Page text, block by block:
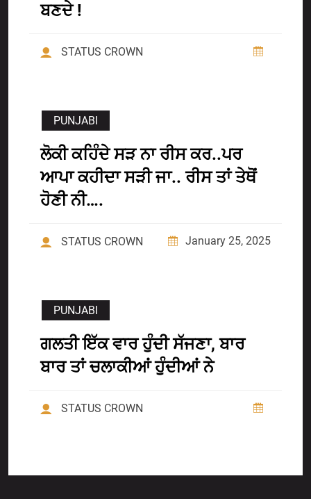
ਬਣਦੇ !
STATUS CROWN
PUNJABI
ਲੋਕੀ ਕਹਿੰਦੇ ਸੜ ਨਾ ਰੀਸ ਕਰ..ਪਰ
ਆਪਾ ਕਹੀਦਾ ਸੜੀ ਜਾ.. ਰੀਸ ਤਾਂ ਤੇਥੋਂ
ਹੋਣੀ ਨੀ….
STATUS CROWN January 25, 2025
PUNJABI
ਗਲਤੀ ਇੱਕ ਵਾਰ ਹੁੰਦੀ ਸੱਜਣਾ, ਬਾਰ
ਬਾਰ ਤਾਂ ਚਲਾਕੀਆਂ ਹੁੰਦੀਆਂ ਨੇ
STATUS CROWN